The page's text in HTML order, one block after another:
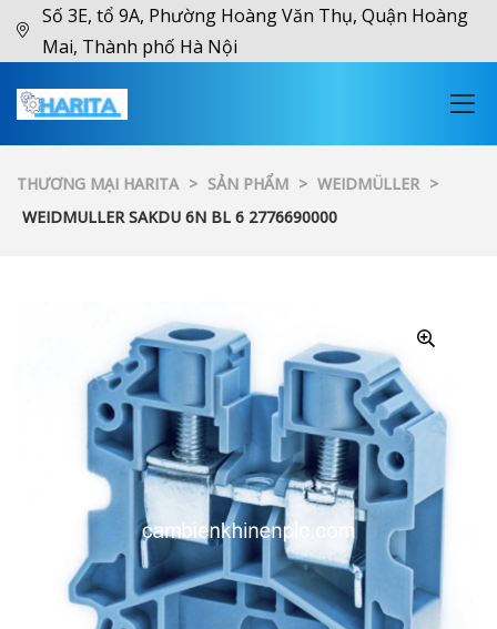
Số 3E, tổ 9A, Phường Hoàng Văn Thụ, Quận Hoàng
Mai, Thành phố Hà Nội
THƯƠNG MẠI HARITA > SẢN PHẨM > WEIDMÜLLER >
WEIDMULLER SAKDU 6N BL 6 2776690000